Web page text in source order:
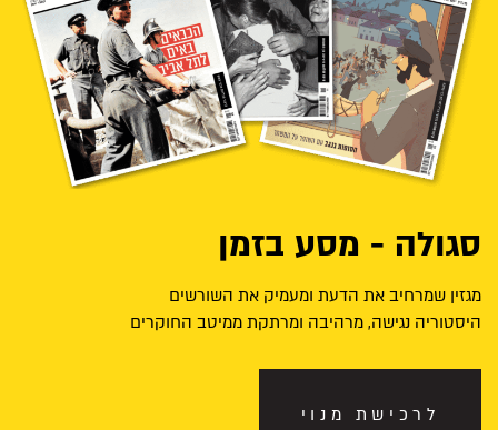
סגולה - מסע בזמן
מגזין שמרחיב את הדעת ומעמיק את השורשים
היסטוריה נגישה, מרהיבה ומרתקת ממיטב החוקרים
לרכישת מנוי